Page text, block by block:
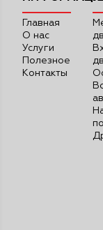
Главная
О нас
Услуги
Полезное
Контакты